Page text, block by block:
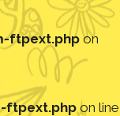
ftpext.phpon
ftpext.phpon line